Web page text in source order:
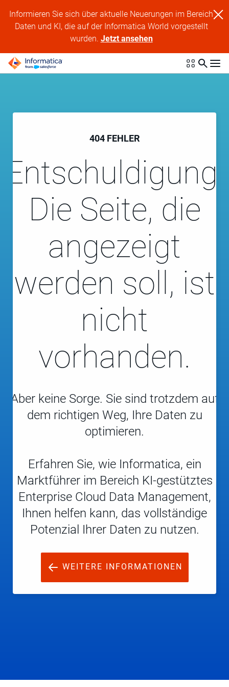
Informieren Sie sich über aktuelle Neuerungen im Bereich
Daten und KI, die auf der Informatica World vorgestellt
wurden. Jetzt ansehen
404 FEHLER
Entschuldigung!
Die Seite, die
angezeigt
werden soll, ist
nicht
vorhanden.
Aber keine Sorge. Sie sind trotzdem auf
dem richtigen Weg, Ihre Daten zu
optimieren.
Erfahren Sie, wie Informatica, ein
Marktführer im Bereich KI-gestütztes
Enterprise Cloud Data Management,
Ihnen helfen kann, das vollständige
Potenzial Ihrer Daten zu nutzen.
WEITERE INFORMATIONEN